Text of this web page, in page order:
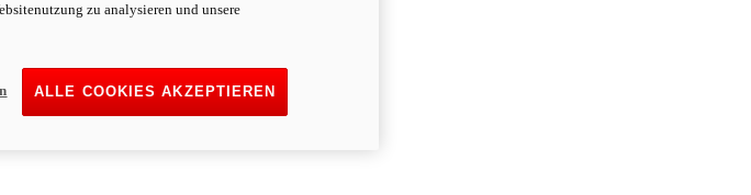
zu analysieren und unsere
ALLE COOKIES AKZEPTIEREN